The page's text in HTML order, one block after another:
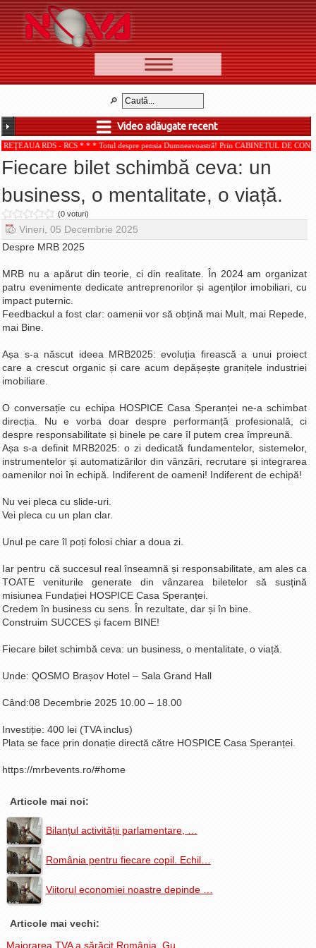
📰 Ştiri
🆕 Cele mai noi
Ştirile Nova TV
Poveşti din Braşov
Punct şi de la capăt
Faţă în faţă
Punctul pe I
Aici pentru tine
De la Mic la Mare
La Ţintă
Subiecte grele
Dialoguri cu Ghişe
Replica Braşovului
Zona Neutră
Contact
Video adăugate recent
RDS - RCS * * * Totul despre pensia Dumneavoastră! Prin CABINETUL DE
Fiecare bilet schimbă ceva: un
business, o mentalitate, o viață.
(0 voturi)
Vineri, 05 Decembrie 2025
Despre MRB 2025
MRB nu a apărut din teorie, ci din realitate. În 2024 am organizat
patru evenimente dedicate antreprenorilor și agenților imobiliari, cu
impact puternic.
Feedbackul a fost clar: oamenii vor să obțină mai Mult, mai Repede,
mai Bine.
Așa s-a născut ideea MRB2025: evoluția firească a unui proiect
care a crescut organic și care acum depășește granițele industriei
imobiliare.
O conversație cu echipa HOSPICE Casa Speranței ne-a schimbat
direcția. Nu e vorba doar despre performanță profesională, ci
despre responsabilitate și binele pe care îl putem crea împreună.
Așa s-a definit MRB2025: o zi dedicată fundamentelor, sistemelor,
instrumentelor și automatizărilor din vânzări, recrutare și integrarea
oamenilor noi în echipă. Indiferent de oameni! Indiferent de echipă!
Nu vei pleca cu slide-uri.
Vei pleca cu un plan clar.
Unul pe care îl poți folosi chiar a doua zi.
Iar pentru că succesul real înseamnă și responsabilitate, am ales ca
TOATE veniturile generate din vânzarea biletelor să susțină
misiunea Fundației HOSPICE Casa Speranței.
Credem în business cu sens. În rezultate, dar și în bine.
Construim SUCCES și facem BINE!
Fiecare bilet schimbă ceva: un business, o mentalitate, o viață.
Unde: QOSMO Brașov Hotel – Sala Grand Hall
Când:08 Decembrie 2025 10.00 – 18.00
Investiție: 400 lei (TVA inclus)
Plata se face prin donație directă către HOSPICE Casa Speranței.
https://mrbevents.ro/#home
Articole mai noi:
Bilanțul activității parlamentare, …
România pentru fiecare copil. Echil…
Viitorul economiei noastre depinde …
Articole mai vechi:
Majorarea TVA a sărăcit România. Gu…